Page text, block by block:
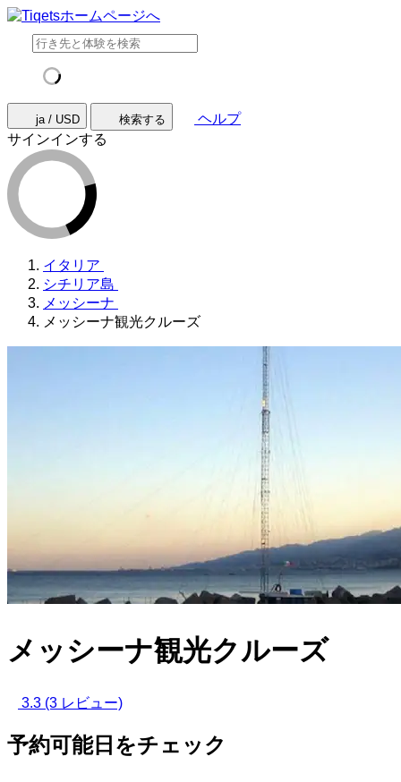
ja / USD 検索する
ヘルプ
サインインする
イタリア
シチリア島
メッシーナ
メッシーナ観光クルーズ
メッシーナ観光クルーズ
3.3 (3 レビュー)
予約可能日をチェック